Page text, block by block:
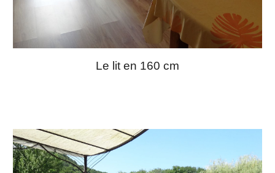
Le lit en 160 cm